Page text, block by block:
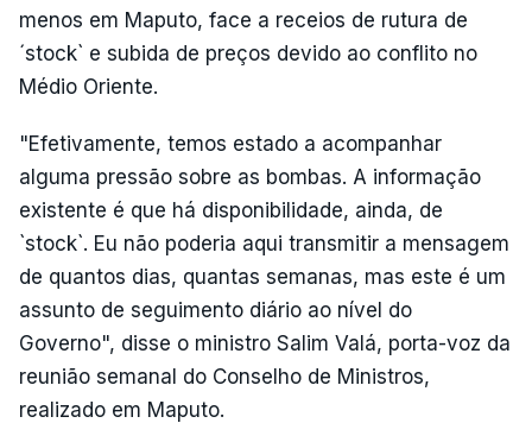
menos em Maputo, face a receios de rutura de
´stock` e subida de preços devido ao conflito no
Médio Oriente.
"Efetivamente, temos estado a acompanhar
alguma pressão sobre as bombas. A informação
existente é que há disponibilidade, ainda, de
`stock`. Eu não poderia aqui transmitir a mensagem
de quantos dias, quantas semanas, mas este é um
assunto de seguimento diário ao nível do
Governo", disse o ministro Salim Valá, porta-voz da
reunião semanal do Conselho de Ministros,
realizado em Maputo.